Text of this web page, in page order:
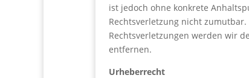
ist jedoch ohne konkrete
Rechtsverletzung nicht
Rechtsverletzungen werden wir
entfernen.
Urheberrecht